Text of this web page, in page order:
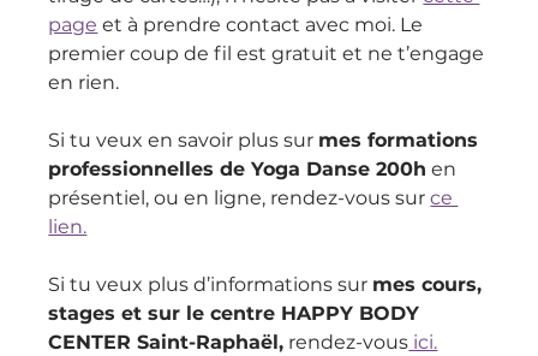
page et à prendre contact avec moi. Le
premier coup de fil est gratuit et ne t’engage
en rien.
Si tu veux en savoir plus sur mes formations
professionnelles de Yoga Danse 200h en
présentiel, ou en ligne, rendez-vous sur ce
lien.
Si tu veux plus d’informations sur mes cours,
stages et sur le centre HAPPY BODY
CENTER Saint-Raphaël, rendez-vous ici.